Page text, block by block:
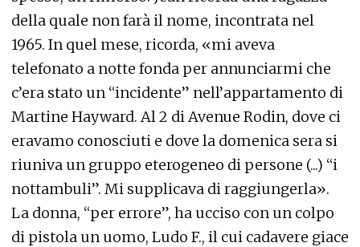
della quale non farà il nome, incontrata nel
1965. In quel mese, ricorda, «mi aveva
telefonato a notte fonda per annunciarmi che
c’era stato un “incidente” nell’appartamento di
Martine Hayward. Al 2 di Avenue Rodin, dove ci
eravamo conosciuti e dove la domenica sera si
riuniva un gruppo eterogeneo di persone (...) “i
nottambuli”. Mi supplicava di raggiungerla».
La donna, “per errore”, ha ucciso con un colpo
di pistola un uomo, Ludo F., il cui cadavere giace